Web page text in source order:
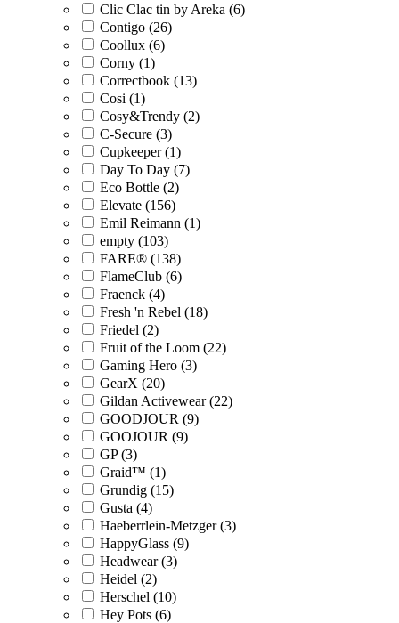
Clic Clac tin by Areka (6)
Contigo (26)
Coollux (6)
Corny (1)
Correctbook (13)
Cosi (1)
Cosy&Trendy (2)
C-Secure (3)
Cupkeeper (1)
Day To Day (7)
Eco Bottle (2)
Elevate (156)
Emil Reimann (1)
empty (103)
FARE® (138)
FlameClub (6)
Fraenck (4)
Fresh 'n Rebel (18)
Friedel (2)
Fruit of the Loom (22)
Gaming Hero (3)
GearX (20)
Gildan Activewear (22)
GOODJOUR (9)
GOOJOUR (9)
GP (3)
Graid™ (1)
Grundig (15)
Gusta (4)
Haeberrlein-Metzger (3)
HappyGlass (9)
Headwear (3)
Heidel (2)
Herschel (10)
Hey Pots (6)